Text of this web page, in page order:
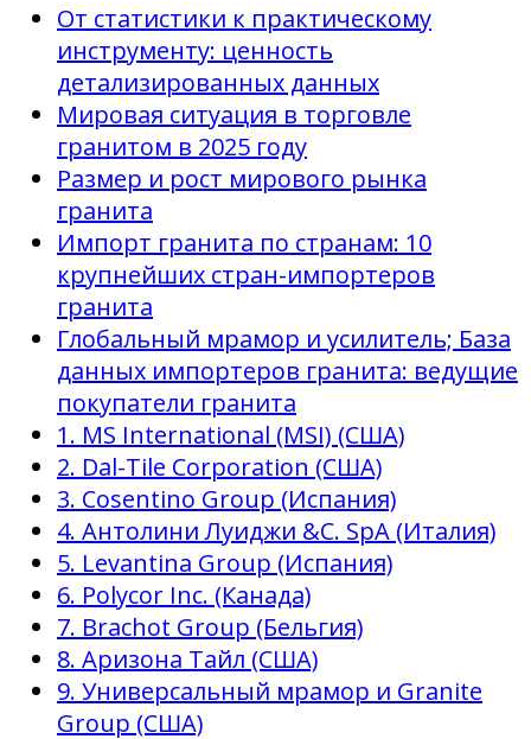
От статистики к практическому
инструменту: ценность
детализированных данных
Мировая ситуация в торговле
гранитом в 2025 году
Размер и рост мирового рынка
гранита
Импорт гранита по странам: 10
крупнейших стран-импортеров
гранита
Глобальный мрамор и усилитель; База
данных импортеров гранита: ведущие
покупатели гранита
1. MS International (MSI) (США)
2. Dal-Tile Corporation (США)
3. Cosentino Group (Испания)
4. Антолини Луиджи &C. SpA (Италия)
5. Levantina Group (Испания)
6. Polycor Inc. (Канада)
7. Brachot Group (Бельгия)
8. Аризона Тайл (США)
9. Универсальный мрамор и Granite
Group (США)